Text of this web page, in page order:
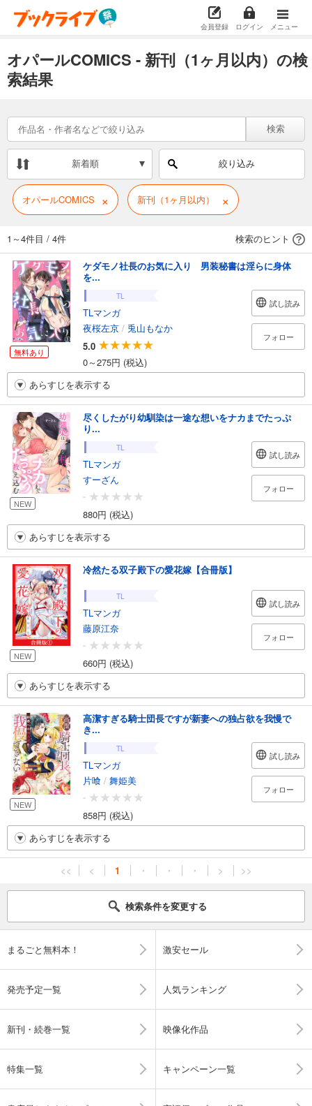
会員登録 ログイン メニュー
オパールCOMICS - 新刊（1ヶ月以内）の検
索結果
検索
新着順 絞り込み
オパールCOMICS × 新刊（1ヶ月以内） ×
1～4件目 / 4件 検索のヒント
無料あり
ケダモノ社長のお気に入り 男装秘書は淫らに身体
を...
TL
TLマンガ
夜桜左京 / 兎山もなか
5.0
0～275円 (税込)
試し読み
フォロー
あらすじを表示する
NEW
尽くしたがり幼馴染は一途な想いをナカまでたっぷ
り...
TL
TLマンガ
すーざん
-
880円 (税込)
試し読み
フォロー
あらすじを表示する
NEW
冷然たる双子殿下の愛花嫁【合冊版】
TL
TLマンガ
藤原江奈
-
660円 (税込)
試し読み
フォロー
あらすじを表示する
NEW
高潔すぎる騎士団長ですが新妻への独占欲を我慢で
き...
TL
TLマンガ
片喰 / 舞姫美
-
858円 (税込)
試し読み
フォロー
あらすじを表示する
<< < 1 ・ ・ ・ > >>
検索条件を変更する
まるごと無料本！ 激安セール
発売予定一覧 人気ランキング
新刊・続巻一覧 映像化作品
特集一覧 キャンペーン一覧